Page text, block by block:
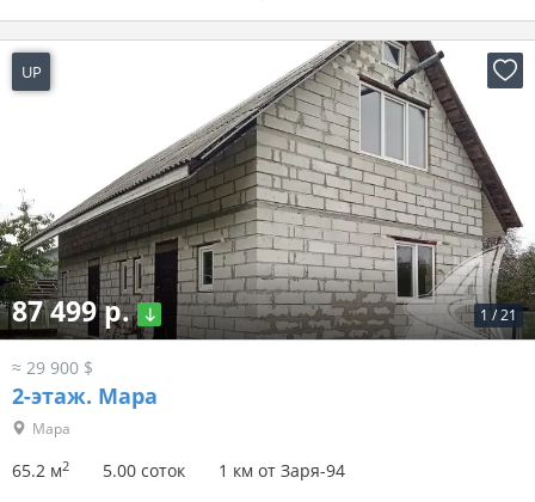
UP
1 /21
87 499 р.
≈ 29 900 $
2-этаж. Мара
Мара
65.2 м2 5.00 соток 1 км от Заря-94